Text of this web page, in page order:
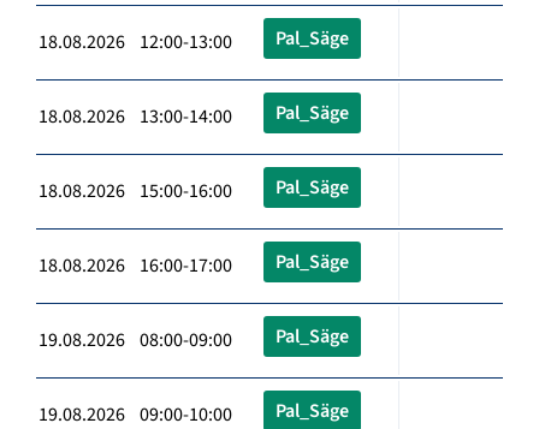
18.08.2026 12:00-13:00 Pal_Säge
18.08.2026 13:00-14:00 Pal_Säge
18.08.2026 15:00-16:00 Pal_Säge
18.08.2026 16:00-17:00 Pal_Säge
19.08.2026 08:00-09:00 Pal_Säge
19.08.2026 09:00-10:00 Pal_Säge